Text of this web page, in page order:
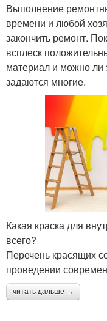
Выполнение
времени и любой
закончить ремонт.
всплеск
материал и можно ли
задаются многие.
Какая краска для
всего?
Перечень красящих
проведении
читать дальше →